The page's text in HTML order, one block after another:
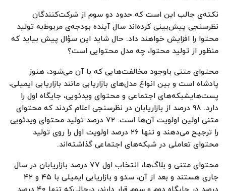
نکته‌ی جالب این است که حدود دو سوم از شرکت‌کنندگان
نظرسنجی پیش‌بینی کرده‌اند سال آینده بودجه‌ی مربوط‌به تولید
محتوا را افزایش خواهند داد. حال شاید این سؤال پیش بیاید که
منظور از تولید محتوا، چه مدل محتوایی است؟
محتوای متنی باوجود مخالفت‌هایی که با آن می‌شود، هنوز
پادشاه است و بین انواع مدل‌های بازاریابی مانند بازاریابی ایمیلی،
پست‌هایشبکه‌های اجتماعی و محتوای ویدئویی، جایگاه اول را
دارد. ۹۸ درصد از بازاریابان در نظرسنجی اعلام کردند که محتوای
متنی اولین اولویت آن‌ها است. ۷۲ درصد تولید محتوای ویدئویی
را ترجیح می‌دهند و تنها ۲۶ درصد اولویت اول را روی تولید
محتوای تعاملی در شبکه‌های اجتماعی گذاشته‌اند.
محتوای متنی و بلاگ‌ها، انتخاب اول ۷۷ درصد بازاریابان در سال
جاری هستند و بعد از آن، سئو و بازاریابی ایمیلی با ۴۵ و ۴۲